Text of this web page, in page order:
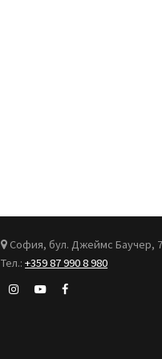
София, бул. Джеймс Баучер,
Тел.:+359 87 990 8 980